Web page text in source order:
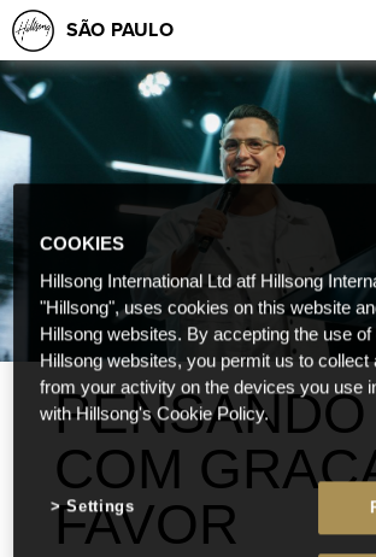
SÃO PAULO
PENSANDO
COM
FAVOR
COOKIES
Hillsong International Ltd atf Hillsong
"Hillsong", uses cookies on this website
Hillsong websites. By accepting the use
Hillsong websites, you permit us to collect
from your activity on the devices you use
with Hillsong's Cookie Policy.
Settings